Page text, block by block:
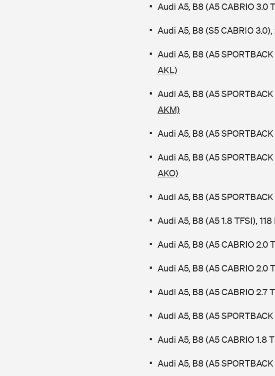
Audi A5, B8 (A5 CABRIO 3.0
Audi A5, B8 (S5 CABRIO
Audi A5, B8 (A5
AKL)
Audi A5, B8 (A5
AKM)
Audi A5, B8 (A5
Audi A5, B8 (A5
AKO)
Audi A5, B8 (A5
Audi A5, B8 (A5 1.8 TFSI),
Audi A5, B8 (A5 CABRIO 2.0
Audi A5, B8 (A5 CABRIO 2.0
Audi A5, B8 (A5 CABRIO 2.7
Audi A5, B8 (A5
Audi A5, B8 (A5 CABRIO 1.8
Audi A5, B8 (A5